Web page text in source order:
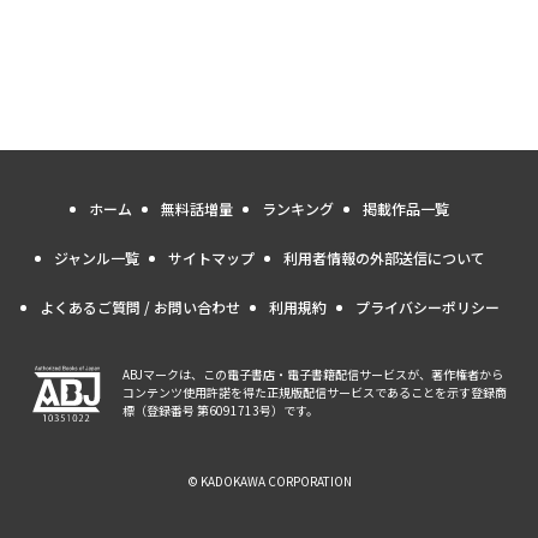
ホーム 無料話増量 ランキング 掲載作品一覧
ジャンル一覧 サイトマップ 利用者情報の外部送信について
よくあるご質問 / お問い合わせ 利用規約 プライバシーポリシー
ABJマークは、この電子書店・電子書籍配信サービスが、著作権者から
コンテンツ使用許諾を得た正規版配信サービスであることを示す登録商
標（登録番号 第6091713号）です。
© KADOKAWA CORPORATION